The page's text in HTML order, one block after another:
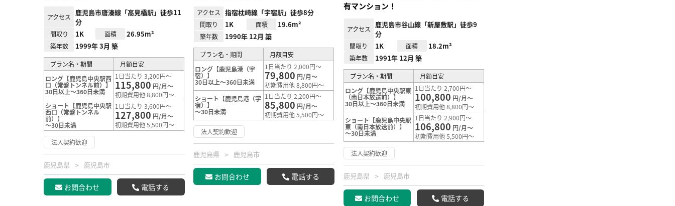
アクセス
鹿児島市唐湊線「高見橋駅」徒歩11
分
間取り 1K 面積 26.95m²
築年数 1999年 3月 築
プラン名・期間
月額目安
ロング【鹿児島中央駅西
口（常盤トンネル前）】
30日以上～360日未満
1日当たり 3,200円～
115,800 円/月～
初期費用他 8,800円～
ショート【鹿児島中央駅
西口（常盤トンネル
前）】
～30日未満
1日当たり 3,600円～
127,800 円/月～
初期費用他 5,500円～
法人契約歓迎
鹿児島県 鹿児島市
お問合わせ 電話する
アクセス 指宿枕崎線「宇宿駅」徒歩8分
間取り 1K 面積 19.6m²
築年数 1990年 12月 築
プラン名・期間
月額目安
ロング【鹿児島港（宇
宿）】
30日以上～360日未満
1日当たり 2,000円～
79,800 円/月～
初期費用他 8,800円～
ショート【鹿児島港（宇
宿）】
～30日未満
1日当たり 2,200円～
85,800 円/月～
初期費用他 5,500円～
法人契約歓迎
鹿児島県 鹿児島市
お問合わせ 電話する
有マンション！
アクセス
鹿児島市谷山線「新屋敷駅」徒歩9
分
間取り 1K 面積 18.2m²
築年数 1991年 12月 築
プラン名・期間
月額目安
ロング【鹿児島中央駅東
（南日本放送前）】
30日以上～360日未満
1日当たり 2,700円～
100,800 円/月～
初期費用他 8,800円～
ショート【鹿児島中央駅
東（南日本放送前）】
～30日未満
1日当たり 2,900円～
106,800 円/月～
初期費用他 5,500円～
法人契約歓迎
鹿児島県 鹿児島市
お問合わせ 電話する